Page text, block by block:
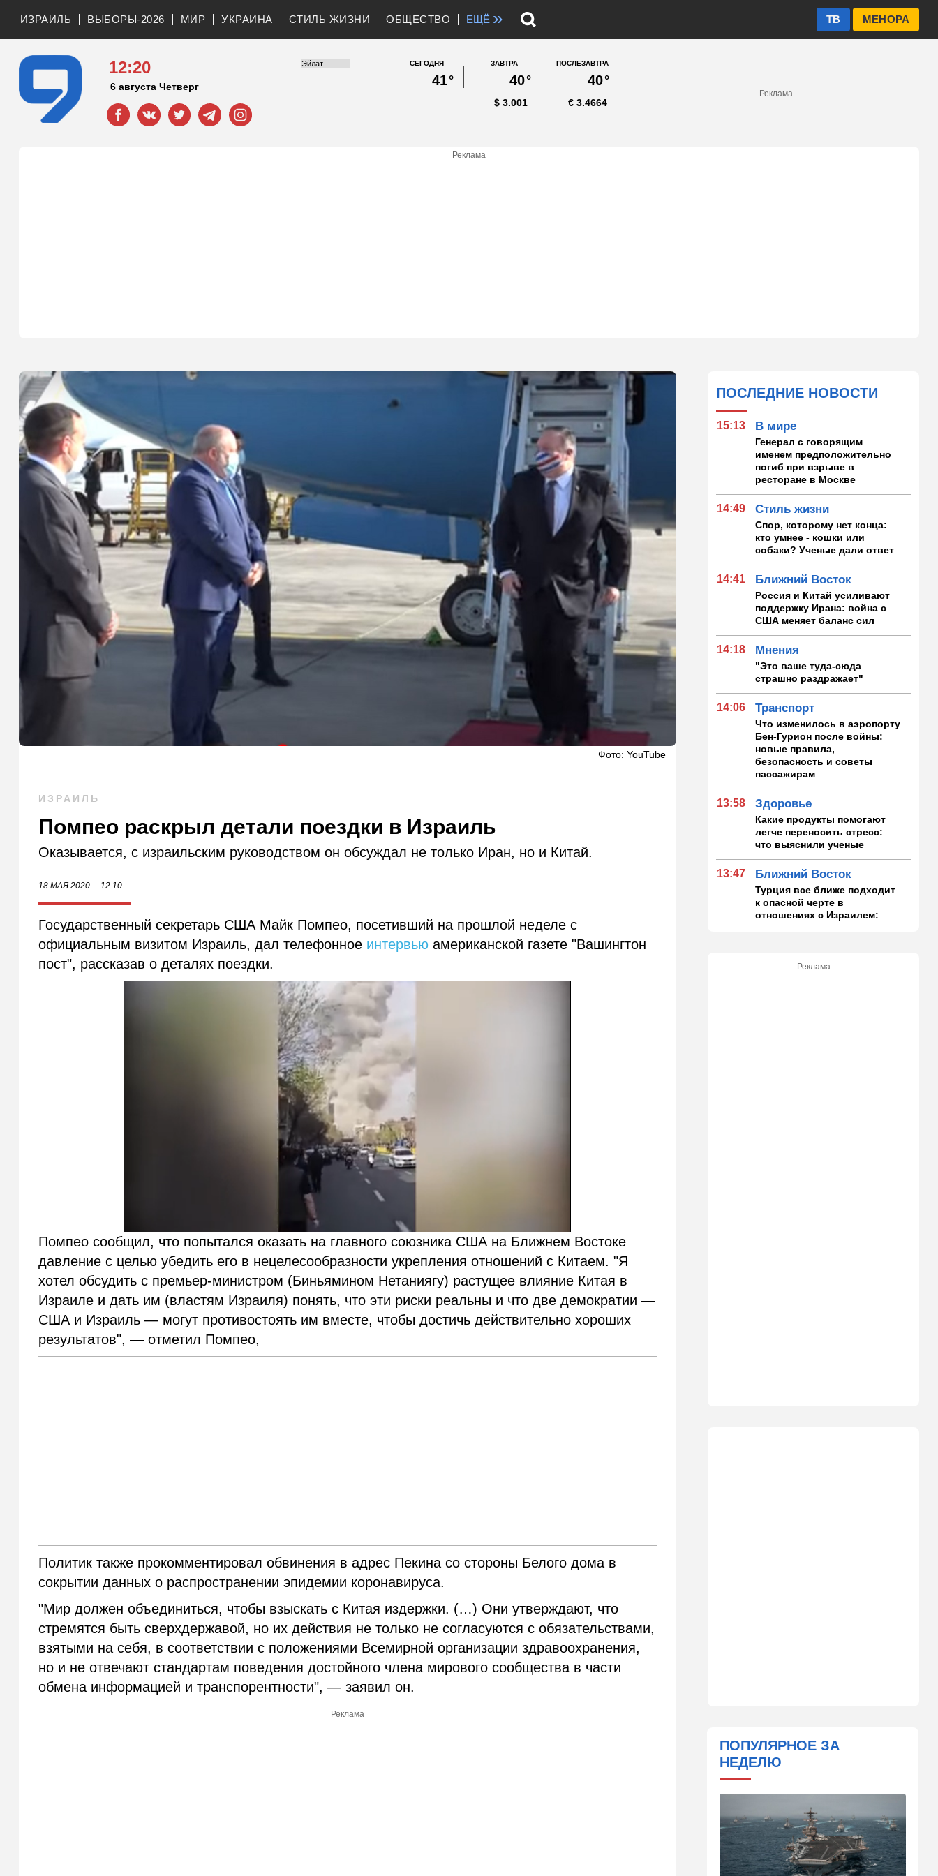
ИЗРАИЛЬ ВЫБОРЫ-2026 МИР УКРАИНА СТИЛЬ ЖИЗНИ ОБЩЕСТВО ЕЩЁ » МЕНОРА
ТВ
12:20
6 августа Четверг
СЕГОДНЯ
41°
ЗАВТРА
40°
ПОСЛЕЗАВТРА
40°
3.001
$ 3.4664
€
Реклама
Реклама
Фото: YouTube
ИЗРАИЛЬ
Помпео раскрыл детали поездки в Израиль
Оказывается, с израильским руководством он обсуждал не только Иран, но и Китай.
18 МАЯ 2020 12:10
Государственный секретарь США Майк Помпео, посетивший на прошлой неделе с
официальным визитом Израиль, дал телефонное интервью американской газете "Вашингтон
пост", рассказав о деталях поездки.
Помпео сообщил, что попытался оказать на главного союзника США на Ближнем Востоке
давление с целью убедить его в нецелесообразности укрепления отношений с Китаем. "Я
хотел обсудить с премьер-министром (Биньямином Нетаниягу) растущее влияние Китая в
Израиле и дать им (властям Израиля) понять, что эти риски реальны и что две демократии —
США и Израиль — могут противостоять им вместе, чтобы достичь действительно хороших
результатов", — отметил Помпео,
Политик также прокомментировал обвинения в адрес Пекина со стороны Белого дома в
сокрытии данных о распространении эпидемии коронавируса.
"Мир должен объединиться, чтобы взыскать с Китая издержки. (…) Они утверждают, что
стремятся быть сверхдержавой, но их действия не только не согласуются с обязательствами,
взятыми на себя, в соответствии с положениями Всемирной организации здравоохранения,
но и не отвечают стандартам поведения достойного члена мирового сообщества в части
обмена информацией и транспорентности", — заявил он.
Реклама
ПОСЛЕДНИЕ НОВОСТИ
15:13 В мире
Генерал с говорящим
именем предположительно
погиб при взрыве в
ресторане в Москве
14:49 Стиль жизни
Спор, которому нет конца:
кто умнее - кошки или
собаки? Ученые дали ответ
14:41 Ближний Восток
Россия и Китай усиливают
поддержку Ирана: война с
США меняет баланс сил
14:18 Мнения
"Это ваше туда-сюда
страшно раздражает"
14:06 Транспорт
Что изменилось в аэропорту
Бен-Гурион после войны:
новые правила,
безопасность и советы
пассажирам
13:58 Здоровье
Какие продукты помогают
легче переносить стресс:
что выяснили ученые
13:47 Ближний Восток
Турция все ближе подходит
к опасной черте в
отношениях с Израилем:
Помидоры научились
Ярославле горит НПЗ,
пожары в Тверской и
Курской областях
09:15 В мире
Муравейник без самцов и
рабочих: ученые нашли
"общество одних королев"
09:02 Недвижимость
Реклама
ПОПУЛЯРНОЕ ЗА
НЕДЕЛЮ